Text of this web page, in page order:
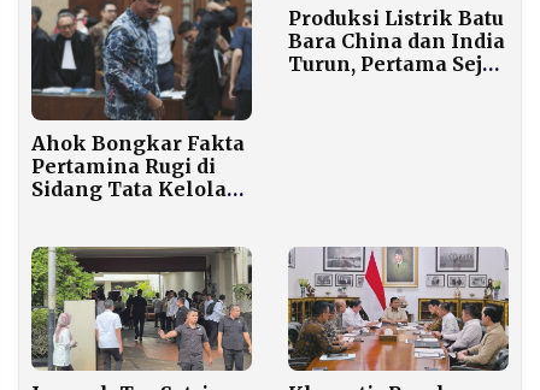
Ahok Bongkar Fakta
Pertamina Rugi di
Sidang Tata Kelola
Digital Ditolak
Presiden
Produksi Listrik Batu
Bara China dan India
Turun, Pertama Sejak